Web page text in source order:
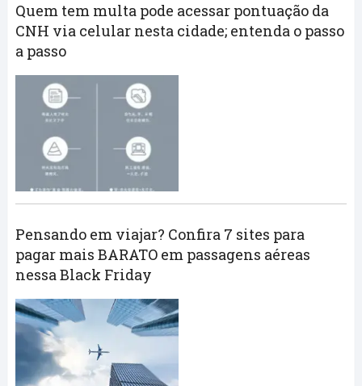
Quem tem multa pode acessar pontuação da
CNH via celular nesta cidade; entenda o passo
a passo
Pensando em viajar? Confira 7 sites para
pagar mais BARATO em passagens aéreas
nessa Black Friday